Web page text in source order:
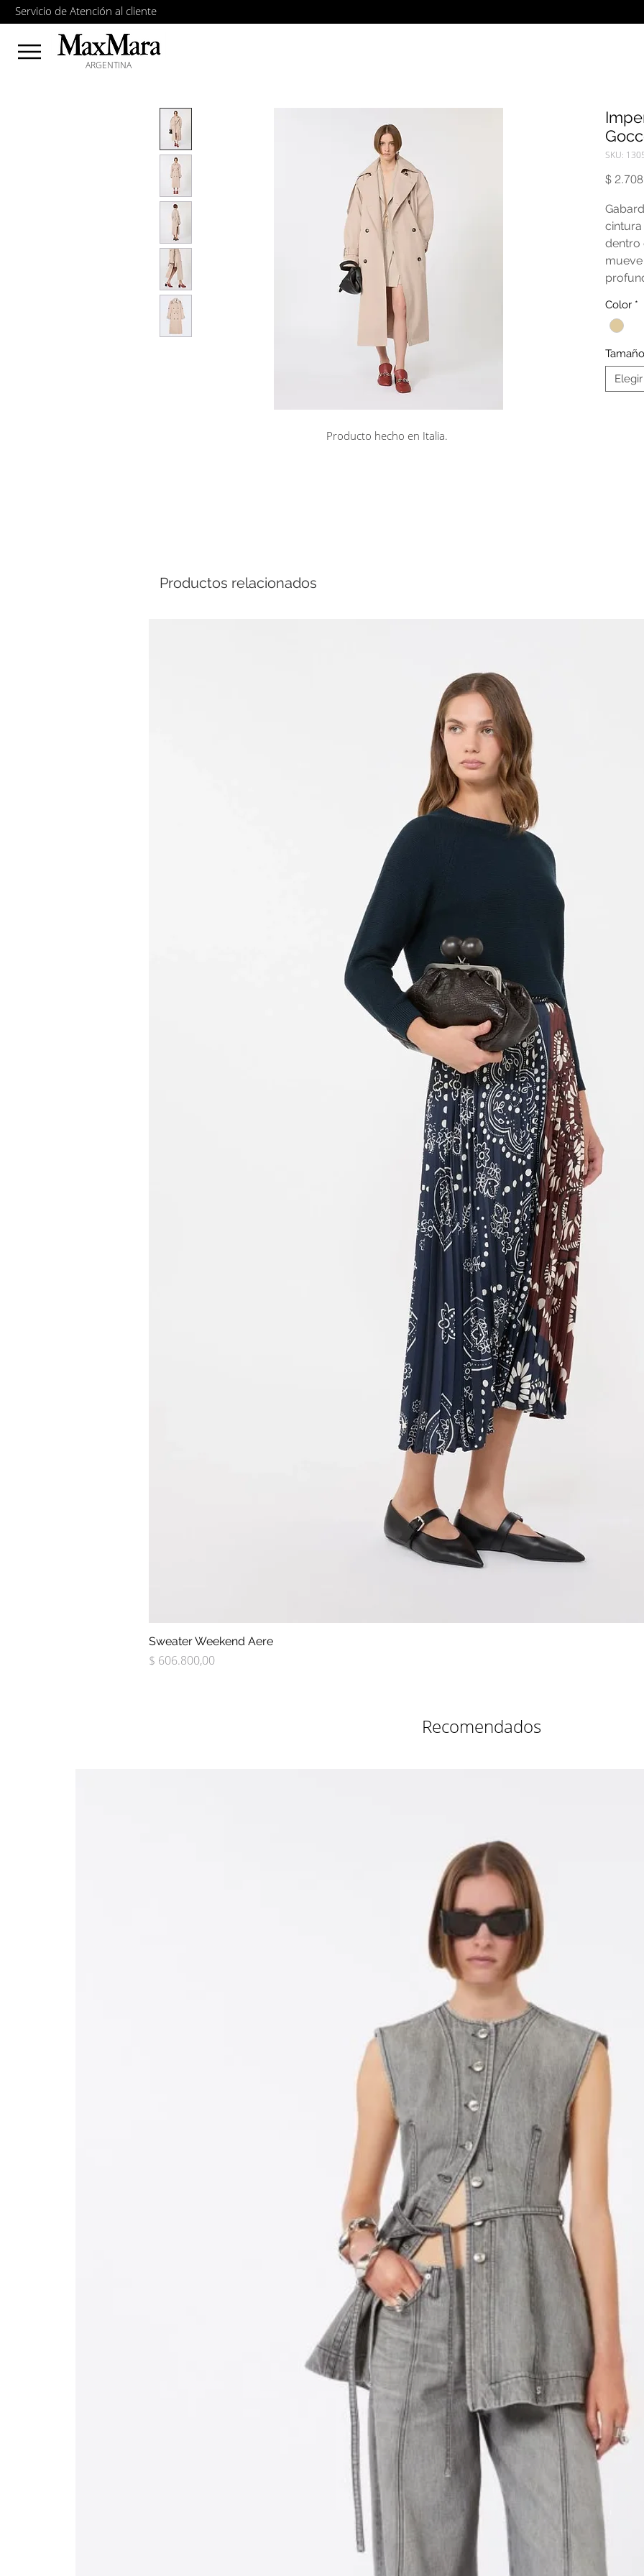
Servicio de Atención al cliente
ARGENTINA
SKU:
$
dentro
Color *
Tamaño
Elegir
Producto hecho en Italia.
Productos relacionados
Sweater Weekend Aere
Precio
$ 606.800,00
Recomendados